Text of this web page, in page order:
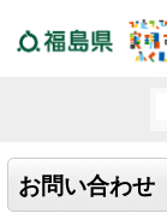
お問い合わせ